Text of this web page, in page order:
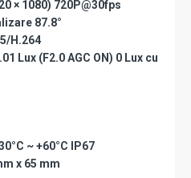
× 1080) 720P@30fps
87.8°
H.264
Lux (F2.0 AGC ON) 0 Lux cu
~ +60°C IP67
x 65 mm